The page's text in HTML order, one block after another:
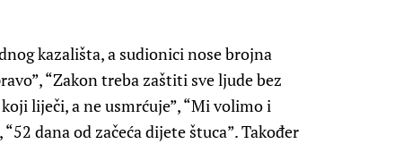
kazališta, a sudionici nose brojna
“Zakon treba zaštiti sve ljude bez
liječi, a ne usmrćuje”, “Mi volimo i
dana od začeća dijete štuca”. Također